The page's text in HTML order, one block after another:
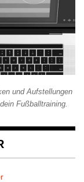
und Aufstellungen
Fußballtraining.